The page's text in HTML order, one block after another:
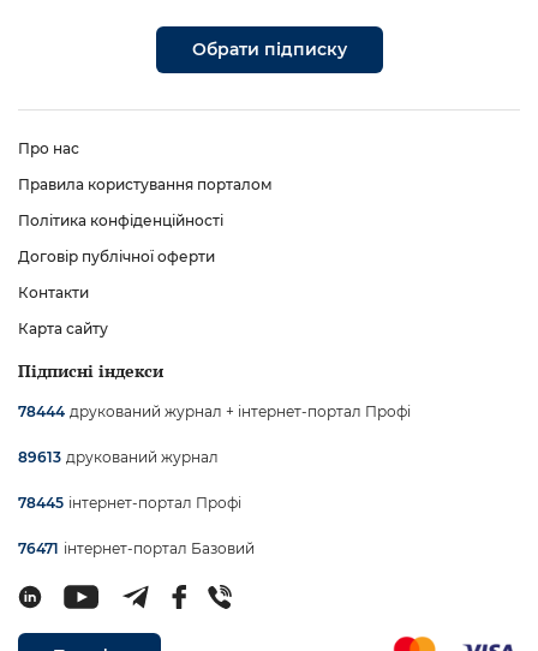
Обрати підписку
Про нас
Правила користування порталом
Політика конфіденційності
Договір публічної оферти
Контакти
Карта сайту
Підписні індекси
78444 друкований журнал + інтернет-портал Профі
89613 друкований журнал
78445 інтернет-портал Профі
76471 інтернет-портал Базовий